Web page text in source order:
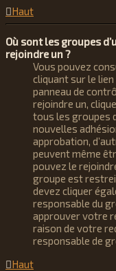
Haut
Où sont les groupes
rejoindre un ?
Vous pouvez
cliquant sur le lien
panneau de
rejoindre un,
tous les groupes
nouvelles
approbation,
peuvent même
pouvez le
groupe est
devez cliquer
responsable du
approuver votre
raison de votre
responsable de
Haut